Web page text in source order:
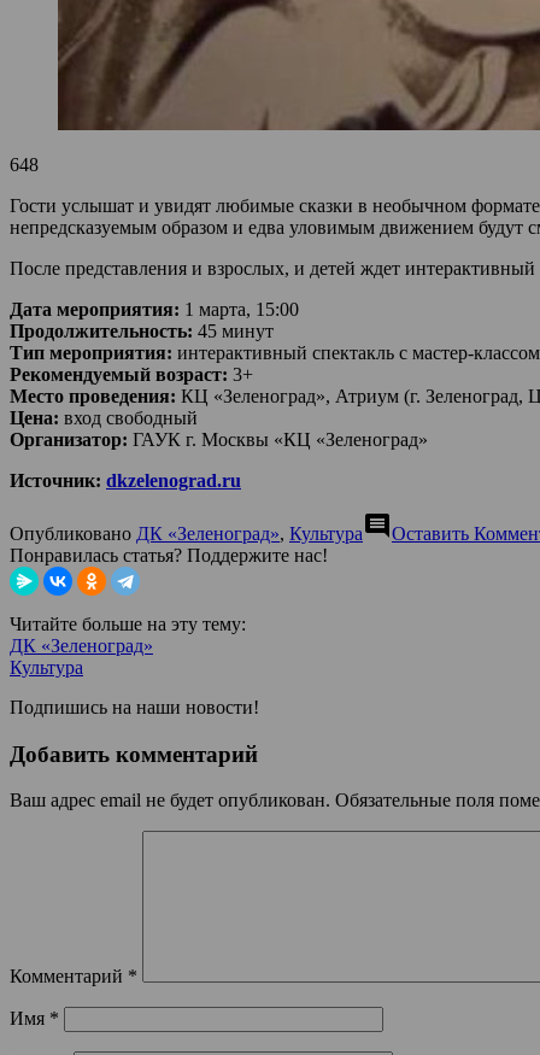
648
Гости услышат и увидят любимые сказки в необычном
непредсказуемым образом и едва уловимым движением будут
После представления и взрослых, и детей ждет
Дата мероприятия: 1 марта, 15:00
Продолжительность: 45 минут
Тип мероприятия: интерактивный спектакль с мастер-классом
Рекомендуемый возраст: 3+
Место проведения: КЦ «Зеленоград», Атриум (г. Зеленоград,
Цена: вход свободный
Организатор: ГАУК г. Москвы «КЦ «Зеленоград»
Источник: dkzelenograd.ru
Опубликовано ДК «Зеленоград», Культураcomment Оставить
Понравилась статья? Поддержите нас!
Читайте больше на эту тему:
ДК «Зеленоград»
Культура
Подпишись на наши новости!
Добавить комментарий
Ваш адрес email не будет опубликован. Обязательные поля
Комментарий *
Имя *